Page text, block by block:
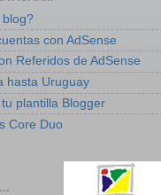
blog?
con AdSense
Referidos de AdSense
hasta Uruguay
plantilla Blogger
Core Duo